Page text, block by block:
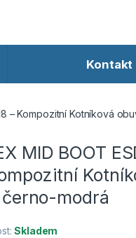
Kontakt
– Kompozitní Kotníková
MID BOOT
černo-modrá
Skladem